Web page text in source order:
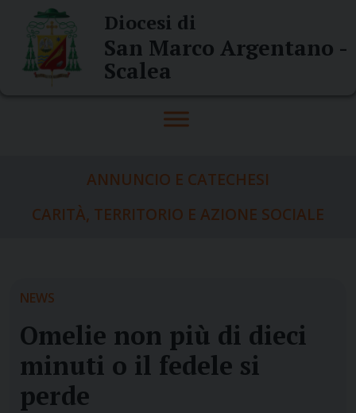
content
Diocesi di
San Marco Argentano -
Scalea
ANNUNCIO E CATECHESI
CARITÀ, TERRITORIO E AZIONE SOCIALE
NEWS
Omelie non più di dieci
minuti o il fedele si
perde